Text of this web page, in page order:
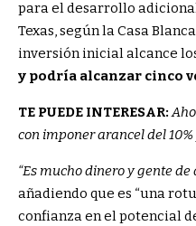
para el desarrollo
Texas, según la Casa
inversión inicial alcance
y podría alcanzar cinco
TE PUEDE INTERESAR:
con imponer arancel del
“Es mucho dinero y gente
añadiendo que es “una
confianza en el potencial